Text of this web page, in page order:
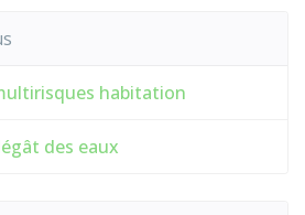
habitation
des eaux